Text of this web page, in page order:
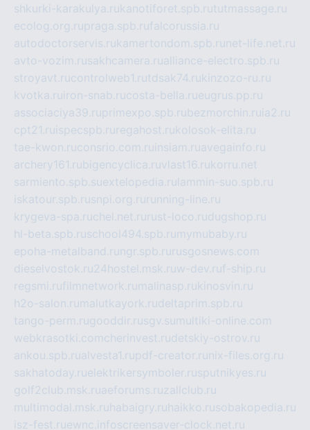
shkurki-karakulya.rukanotiforet.spb.rututmassage.ru
ecolog.org.rupraga.spb.rufalcorussia.ru
autodoctorservis.rukamertondom.spb.ru net-life.net.ru
avto-vozim.rusakhcamera.rualliance-electro.spb.ru
stroyavt.rucontrolweb1.rutdsak74.rukinzozo-ru.ru
kvotka.ru iron-snab.rucosta-bella.rueugrus.pp.ru
associaciya39.ruprimexpo.spb.rubezmorchin.ru ia2.ru
cpt21.ru ispecspb.ru regahost.rukolosok-elita.ru
tae-kwon.ruconsrio.com.ru insiam.ruavegainfo.ru
archery161.rubigencyclica.ruvlast16.rukorru.net
sarmiento.spb.suextelopedia.ru lammin-suo.spb.ru
iskatour.spb.rusnpi.org.ru running-line.ru
krygeva-spa.ruchel.net.ru rust-loco.rudugshop.ru
hl-beta.spb.ruschool494.spb.ru mymubaby.ru
epoha-metalband.ru ngr.spb.ru rusgosnews.com
dieselvostok.ru24hostel.msk.ruw-dev.ruf-ship.ru
regsmi.rufilmnetwork.ru malinasp.rukinosvin.ru
h2o-salon.ru malutkayork.rudeltaprim.spb.ru
tango-perm.rugooddir.rusgv.su multiki-online.com
webkrasotki.comcherinvest.rudetskiy-ostrov.ru
ankou.spb.rualvesta1.rupdf-creator.ru nix-files.org.ru
sakhatoday.ruelektrikersymboler.rusputnikyes.ru
golf2club.msk.ruaeforums.ruzallclub.ru
multimodal.msk.ru habaigry.ru haikko.rusobakopedia.ru
isz-fest.ruewnc.infoscreensaver-clock.net.ru